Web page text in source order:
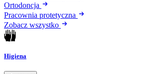
Ortodoncja
Pracownia protetyczna
Zobacz wszystko
Higiena